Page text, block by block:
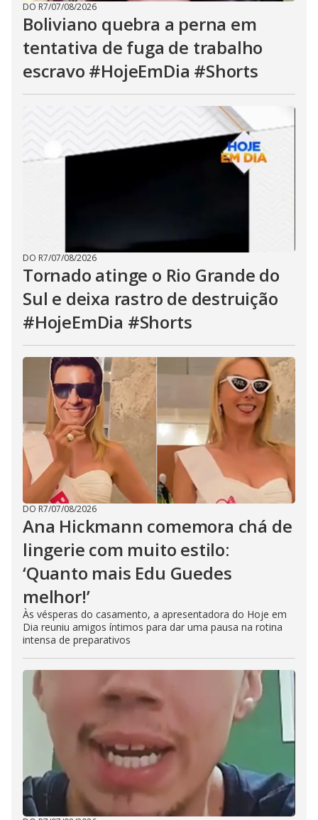
DO R7/07/08/2026
Boliviano quebra a perna em
tentativa de fuga de trabalho
escravo #HojeEmDia #Shorts
DO R7/07/08/2026
Tornado atinge o Rio Grande do
Sul e deixa rastro de destruição
#HojeEmDia #Shorts
DO R7/07/08/2026
Ana Hickmann comemora chá de
lingerie com muito estilo:
‘Quanto mais Edu Guedes
melhor!’
Às vésperas do casamento, a apresentadora do Hoje em
Dia reuniu amigos íntimos para dar uma pausa na rotina
intensa de preparativos